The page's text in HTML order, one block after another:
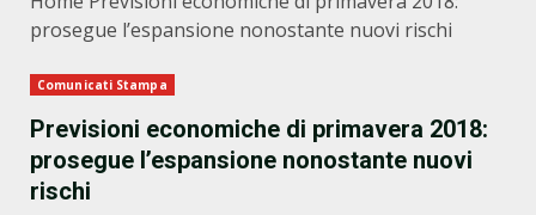
prosegue l’espansione nonostante nuovi rischi
Comunicati Stampa
Previsioni economiche di primavera 2018:
prosegue l’espansione nonostante nuovi
rischi